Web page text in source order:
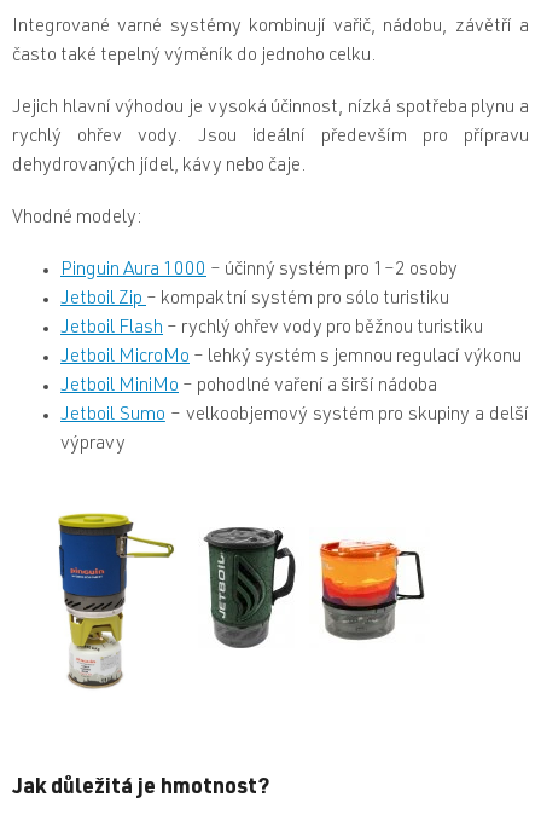
Integrované varné systémy kombinují vařič, nádobu, závětří a
často také tepelný výměník do jednoho celku.
Jejich hlavní výhodou je vysoká účinnost, nízká spotřeba plynu a
rychlý ohřev vody. Jsou ideální především pro přípravu
dehydrovaných jídel, kávy nebo čaje.
Vhodné modely:
Pinguin Aura 1000 – účinný systém pro 1–2 osoby
Jetboil Zip– kompaktní systém pro sólo turistiku
Jetboil Flash – rychlý ohřev vody pro běžnou turistiku
Jetboil MicroMo – lehký systém s jemnou regulací výkonu
Jetboil MiniMo – pohodlné vaření a širší nádoba
Jetboil Sumo– velkoobjemový systém pro skupiny a delší
výpravy
Jak důležitá je hmotnost?